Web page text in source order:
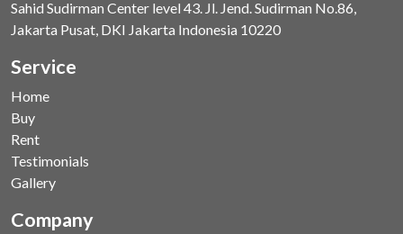
Sahid Sudirman Center level 43. Jl. Jend. Sudirman No.86,
Jakarta Pusat, DKI Jakarta Indonesia 10220
Service
Home
Buy
Rent
Testimonials
Gallery
Company